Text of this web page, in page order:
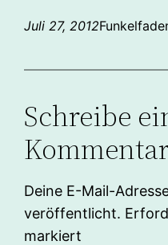
Juli 27, 2012
Schreibe
Deine E-Mail-
veröffentlicht.
markiert